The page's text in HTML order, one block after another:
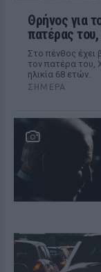
Θρήνος για
πατέρας
Στο πένθος έχει
τον πατέρα του,
ηλικία 68 ετών.
ΣΉΜΕΡΑ